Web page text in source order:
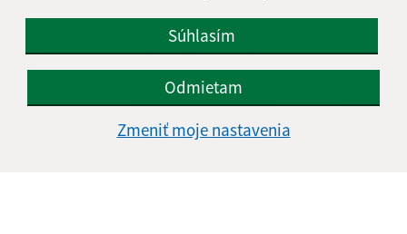
Súhlasím
Odmietam
Zmeniť moje nastavenia
Informácie o stránke:
Vyhlásenie o prístupnosti
Ochrana osobných údajov